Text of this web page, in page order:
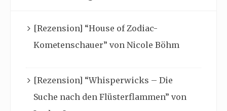
[Rezension] “House of Zodiac-
Kometenschauer” von Nicole Böhm
[Rezension] “Whisperwicks – Die
Suche nach den Flüsterflammen” von